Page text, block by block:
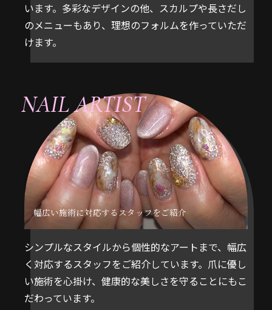
います。多彩なデザインの他、スカルプや長さだし
のメニューもあり、理想のフォルムを作っていただ
けます。
NAIL ARTIST
幅広い施術に対応するスタッフをご紹介
シンプルなスタイルから個性的なアートまで、幅広
く対応するスタッフをご紹介しています。爪に優し
い施術を心掛け、健康的な美しさを守ることにもこ
だわっています。